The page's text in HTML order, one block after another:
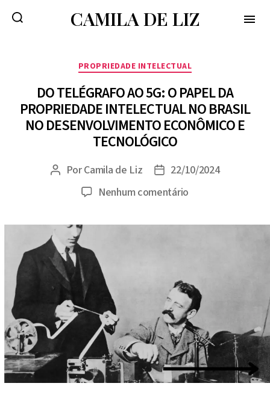
CAMILA DE LIZ menu
Categorias
PROPRIEDADE INTELECTUAL
DO TELÉGRAFO AO 5G: O PAPEL DA
PROPRIEDADE INTELECTUAL NO BRASIL
NO DESENVOLVIMENTO ECONÔMICO E
TECNOLÓGICO
Autor
PorCamila de Liz
Data
de
22/10/2024
Nenhum comentárioem
TELÉGRAFO
PAPEL
DA
PROPRIEDADE
INTELECTUAL
NO
BRASIL
NO